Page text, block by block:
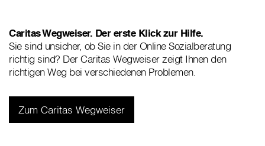
Caritas Wegweiser. Der erste Klick zur Hilfe.
Sie sind unsicher, ob Sie in der Online Sozialberatung
richtig sind? Der Caritas Wegweiser zeigt Ihnen den
richtigen Weg bei verschiedenen Problemen.
Zum Caritas Wegweiser